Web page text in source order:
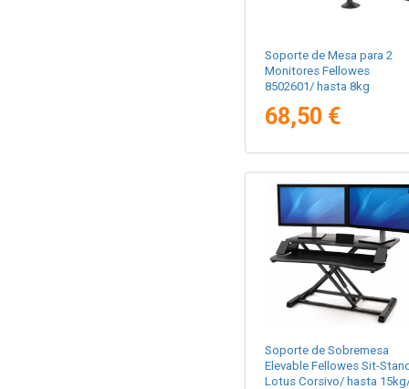
Soporte de Mesa para 2
Monitores Fellowes
8502601/ hasta 8kg
68,50 €
Soporte de Sobremesa
Elevable Fellowes Sit-
Lotus Corsivo/ hasta